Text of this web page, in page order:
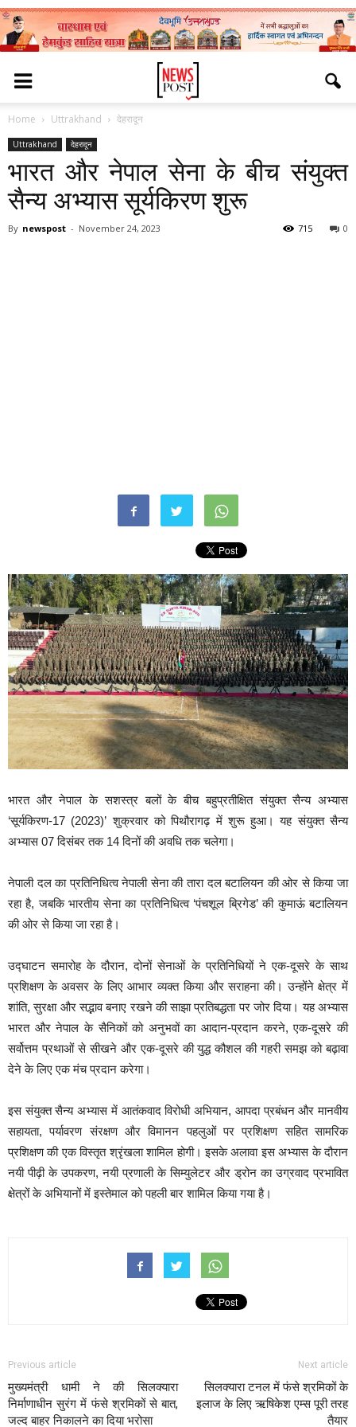
Home Uttrakhand देहरादून
Uttrakhand देहरादून
भारत और नेपाल सेना के बीच संयुक्त
सैन्य अभ्यास सूर्यकिरण शुरू
By newspost - November 24, 2023 0
715
भारत और नेपाल के सशस्त्र बलों के बीच बहुप्रतीक्षित संयुक्त सैन्य अभ्यास
‘सूर्यकिरण-17 (2023)’ शुक्रवार को पिथौरागढ़ में शुरू हुआ। यह संयुक्त सैन्य
अभ्यास 07 दिसंबर तक 14 दिनों की अवधि तक चलेगा।
नेपाली दल का प्रतिनिधित्व नेपाली सेना की तारा दल बटालियन की ओर से किया जा
रहा है, जबकि भारतीय सेना का प्रतिनिधित्व ‘पंचशूल ब्रिगेड’ की कुमाऊं बटालियन
की ओर से किया जा रहा है।
उद्घाटन समारोह के दौरान, दोनों सेनाओं के प्रतिनिधियों ने एक-दूसरे के साथ
प्रशिक्षण के अवसर के लिए आभार व्यक्त किया और सराहना की। उन्होंने क्षेत्र में
शांति, सुरक्षा और सद्भाव बनाए रखने की साझा प्रतिबद्धता पर जोर दिया। यह अभ्यास
भारत और नेपाल के सैनिकों को अनुभवों का आदान-प्रदान करने, एक-दूसरे की
सर्वोत्तम प्रथाओं से सीखने और एक-दूसरे की युद्ध कौशल की गहरी समझ को बढ़ावा
देने के लिए एक मंच प्रदान करेगा।
इस संयुक्त सैन्य अभ्यास में आतंकवाद विरोधी अभियान, आपदा प्रबंधन और मानवीय
सहायता, पर्यावरण संरक्षण और विमानन पहलुओं पर प्रशिक्षण सहित सामरिक
प्रशिक्षण की एक विस्तृत श्रृंखला शामिल होगी। इसके अलावा इस अभ्यास के दौरान
नयी पीढ़ी के उपकरण, नयी प्रणाली के सिम्युलेटर और ड्रोन का उग्रवाद प्रभावित
क्षेत्रों के अभियानों में इस्तेमाल को पहली बार शामिल किया गया है।
Previous article
मुख्यमंत्री धामी ने की सिलक्यारा
निर्माणाधीन सुरंग में फंसे श्रमिकों से बात,
जल्द बाहर निकालने का दिया भरोसा
Next article
सिलक्यारा टनल में फंसे श्रमिकों के
इलाज के लिए ऋषिकेश एम्स पूरी तरह
तैयार